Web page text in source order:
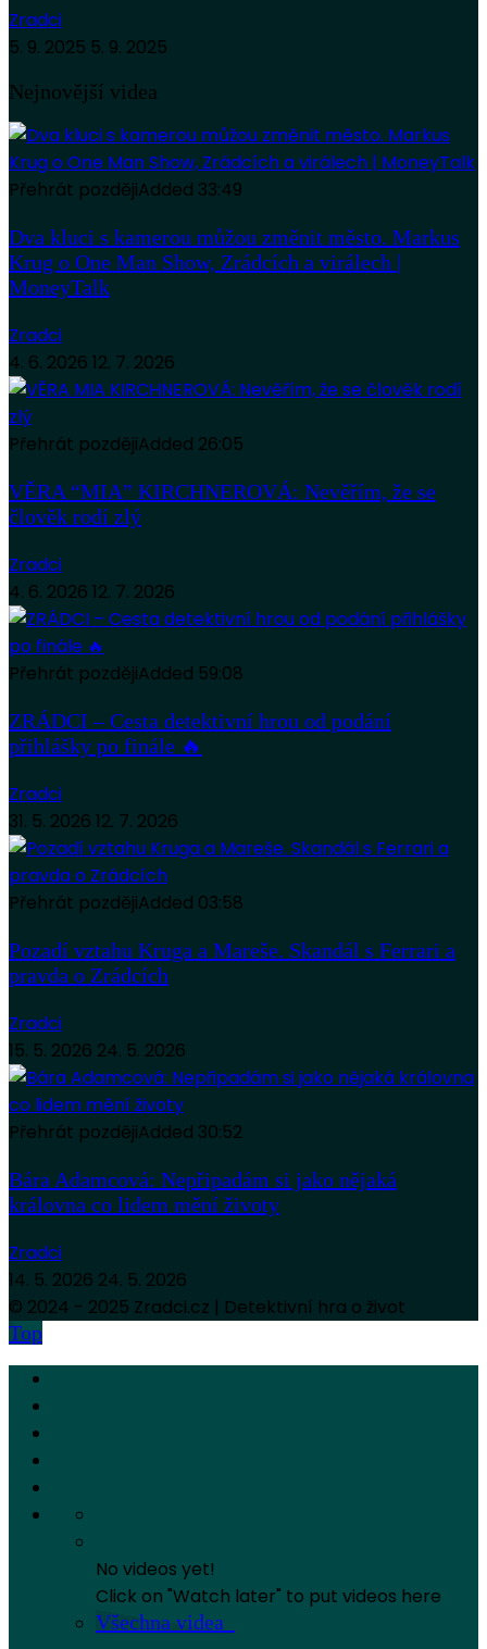
Zradci
5. 9. 2025 5. 9. 2025
Nejnovější videa
Přehrát pozdějiAdded 33:49
Dva kluci s kamerou můžou změnit město. Markus
Krug o One Man Show, Zrádcích a virálech |
MoneyTalk
Zradci
4. 6. 2026 12. 7. 2026
Přehrát pozdějiAdded 26:05
VĚRA “MIA” KIRCHNEROVÁ: Nevěřím, že se
člověk rodí zlý
Zradci
4. 6. 2026 12. 7. 2026
Přehrát pozdějiAdded 59:08
ZRÁDCI – Cesta detektivní hrou od podání
přihlášky po finále 🔥
Zradci
31. 5. 2026 12. 7. 2026
Přehrát pozdějiAdded 03:58
Pozadí vztahu Kruga a Mareše. Skandál s Ferrari a
pravda o Zrádcích
Zradci
15. 5. 2026 24. 5. 2026
Přehrát pozdějiAdded 30:52
Bára Adamcová: Nepřipadám si jako nějaká
královna co lidem mění životy
Zradci
14. 5. 2026 24. 5. 2026
© 2024 - 2025 Zradci.cz | Detektivní hra o život
Top
No videos yet!
Click on "Watch later" to put videos here
Všechna videa